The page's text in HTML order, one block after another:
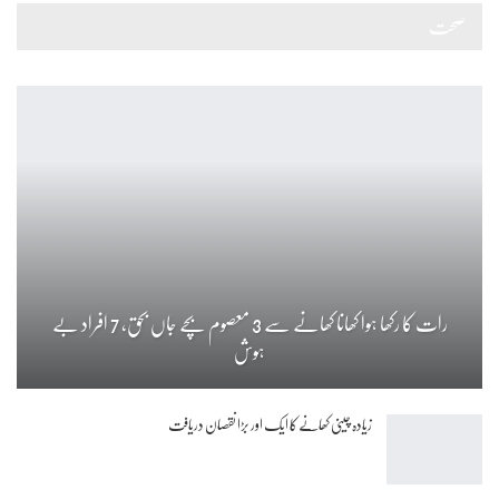
رات کا رکھا ہوا کھانا کھانے سے 3 معصوم بچے جاں بحق، 7 افراد بے
ہوش
زیادہ چینی کھانے کا ایک اور بڑا نقصان دریافت